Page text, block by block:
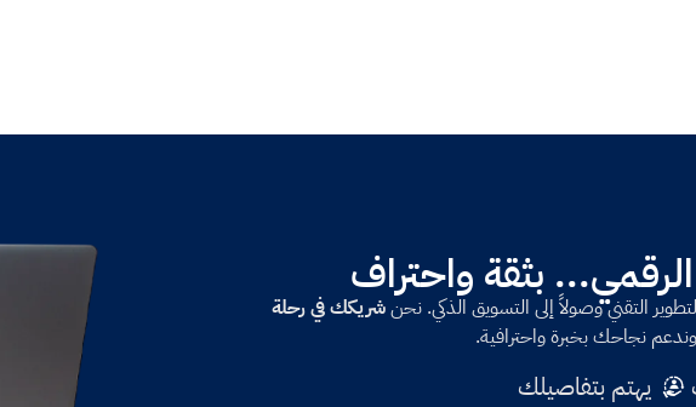
بثقة واحتراف
التقني وصولاً إلى التسويق الذكي. نحنشريكك في رحلة
نجاحك بخبرة واحترافية.
يهتم بتفاصيلك